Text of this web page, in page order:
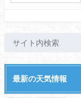
最新の天気情報